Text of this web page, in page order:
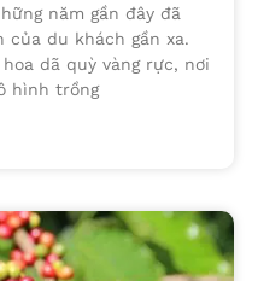
năm gần đây đã
du khách gần xa.
dã quỳ vàng rực, nơi
hình trồng